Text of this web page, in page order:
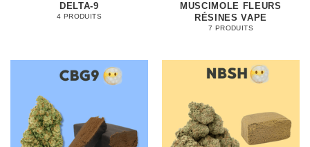
DELTA-9
4 PRODUITS
MUSCIMOLE FLEURS
RÉSINES VAPE
7 PRODUITS